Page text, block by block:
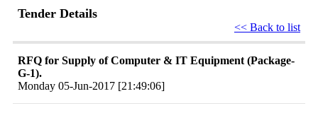
Tender Details
<< Back to list
RFQ for Supply of Computer & IT Equipment (Package-
G-1).
Monday 05-Jun-2017 [21:49:06]